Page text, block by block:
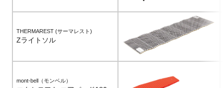
THERMAREST (サーマレスト)
Zライトソル
mont-bell（モンベル）